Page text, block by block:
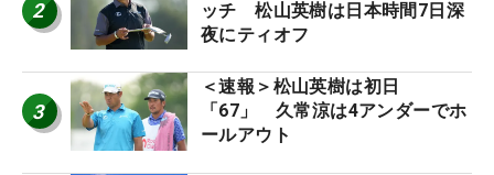
2
ッチ 松山英樹は日本時間7日深
夜にティオフ
3
＜速報＞松山英樹は初日
「67」 久常涼は4アンダーでホ
ールアウト